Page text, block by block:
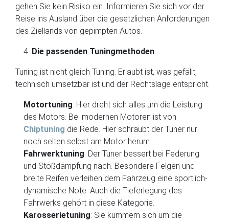
gehen Sie kein Risiko ein. Informieren Sie sich vor der
Reise ins Ausland über die gesetzlichen Anforderungen
des Ziellands von gepimpten Autos.
Die passenden Tuningmethoden
Tuning ist nicht gleich Tuning. Erlaubt ist, was gefällt,
technisch umsetzbar ist und der Rechtslage entspricht.
Motortuning: Hier dreht sich alles um die Leistung
des Motors. Bei modernen Motoren ist von
Chiptuning die Rede. Hier schraubt der Tuner nur
noch selten selbst am Motor herum.
Fahrwerktuning: Der Tuner bessert bei Federung
und Stoßdämpfung nach. Besondere Felgen und
breite Reifen verleihen dem Fahrzeug eine sportlich-
dynamische Note. Auch die Tieferlegung des
Fahrwerks gehört in diese Kategorie.
Karosserietuning: Sie kümmern sich um die